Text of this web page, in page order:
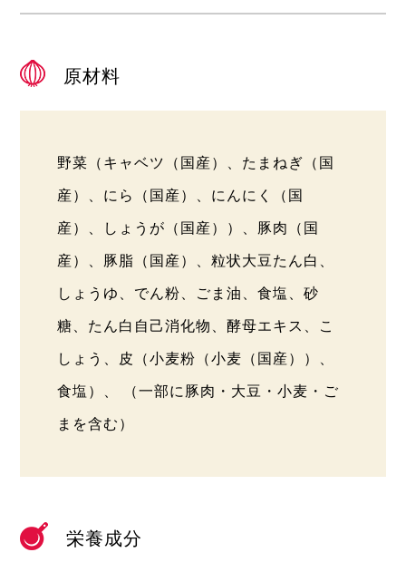
原材料
野菜（キャベツ（国産）、たまねぎ（国
産）、にら（国産）、にんにく（国
産）、しょうが（国産））、豚肉（国
産）、豚脂（国産）、粒状大豆たん白、
しょうゆ、でん粉、ごま油、食塩、砂
糖、たん白自己消化物、酵母エキス、こ
しょう、皮（小麦粉（小麦（国産））、
食塩）、 （一部に豚肉・大豆・小麦・ご
まを含む）
栄養成分